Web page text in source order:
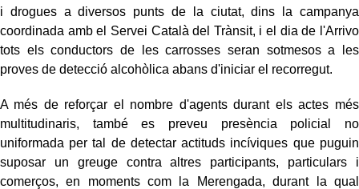
i drogues a diversos punts de la ciutat, dins la campanya
coordinada amb el Servei Català del Trànsit, i el dia de l'Arrivo
tots els conductors de les carrosses seran sotmesos a les
proves de detecció alcohòlica abans d'iniciar el recorregut.
A més de reforçar el nombre d'agents durant els actes més
multitudinaris, també es preveu presència policial no
uniformada per tal de detectar actituds incíviques que puguin
suposar un greuge contra altres participants, particulars i
comerços, en moments com la Merengada, durant la qual